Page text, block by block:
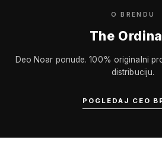
O BRENDU
The
Deo Noar ponude. 100% originalni
distribuciju.
POGLEDAJ CEO